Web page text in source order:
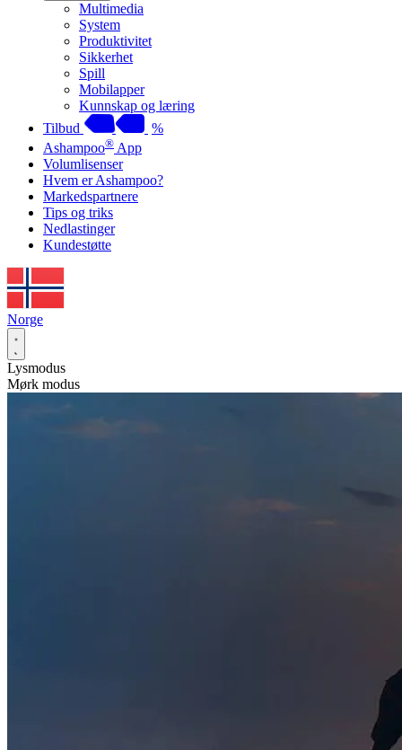
Multimedia
System
Produktivitet
Sikkerhet
Spill
Mobilapper
Kunnskap og læring
Tilbud
%
Ashampoo® App
Volumlisenser
Hvem er Ashampoo?
Markedspartnere
Tips og triks
Nedlastinger
Kundestøtte
Norge
Lysmodus
Mørk modus